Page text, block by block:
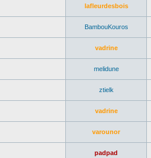
lafleurdesbois
BambouKouros
vadrine
melidune
ztielk
vadrine
varounor
padpad